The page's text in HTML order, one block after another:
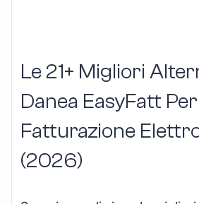
Le 21+ Migliori
Danea EasyFatt
Fatturazione
(2026)